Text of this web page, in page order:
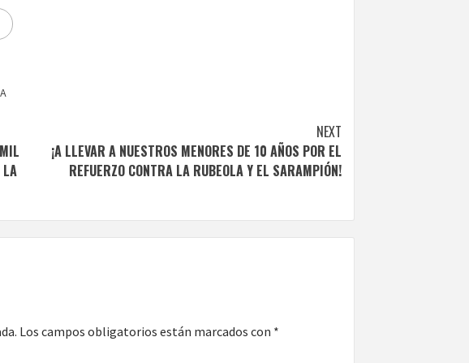
LA
NEXT
¡A LLEVAR A NUESTROS MENORES DE 10 AÑOS POR EL
REFUERZO CONTRA LA RUBEOLA Y EL SARAMPIÓN!
Los campos obligatorios están marcados con *